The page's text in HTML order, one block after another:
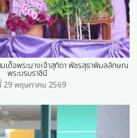
เด็จพระนางเจ้าสุทิดา พัชรสุธาพิมลลักษณ
พระบรมราชินี
29 พฤษภาคม 2569